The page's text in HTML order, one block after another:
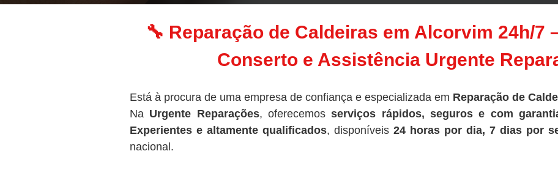
🔧 Reparação de Caldeiras em Alcorvim 24h/7
Conserto e Assistência Urgente
Está à procura de uma empresa de confiança e especializada em Reparação de
Na Urgente Reparações, oferecemosserviços rápidos, seguros e com
Experientes e altamente qualificados, disponíveis 24 horas por dia, 7 dias por
nacional.